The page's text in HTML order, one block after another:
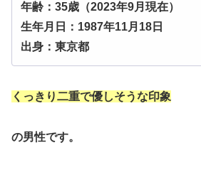
年齢：35歳（2023年9月現在）
生年月日：1987年11月18日
出身：東京都
くっきり二重で優しそうな印象
の男性です。